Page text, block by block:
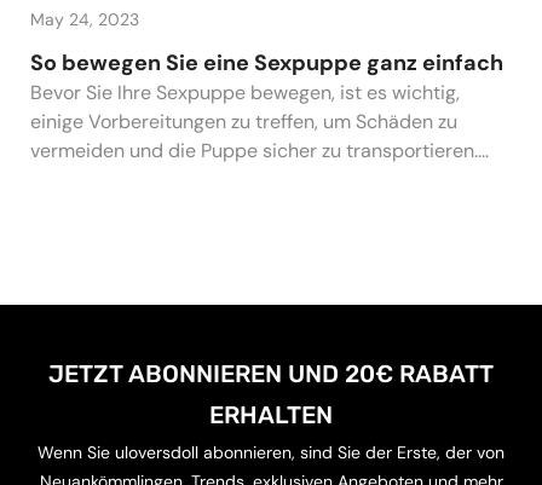
May 24, 2023
So bewegen Sie eine Sexpuppe ganz einfach
Bevor Sie Ihre Sexpuppe bewegen, ist es wichtig,
einige Vorbereitungen zu treffen, um Schäden zu
vermeiden und die Puppe sicher zu transportieren....
JETZT ABONNIEREN UND 20€ RABATT
ERHALTEN
Wenn Sie uloversdoll abonnieren, sind Sie der Erste, der von